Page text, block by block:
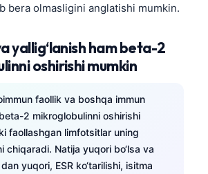
bera olmasligini anglatishi mumkin.
yallig‘lanish ham beta-2
oshirishi mumkin
faollik va boshqa immun
2 mikroglobulinni oshirishi
faollashgan limfotsitlar uning
chiqaradi. Natija yuqori bo‘lsa va
dan yuqori, ESR ko‘tarilishi, isitma